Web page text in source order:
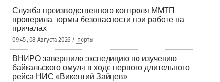
Служба производственного контроля ММТП
проверила нормы безопасности при работе на
причалах
09:45 , 08 Августа 2026 / порты
ВНИРО завершило экспедицию по изучению
байкальского омуля в ходе первого длительного
рейса НИС «Викентий Зайцев»